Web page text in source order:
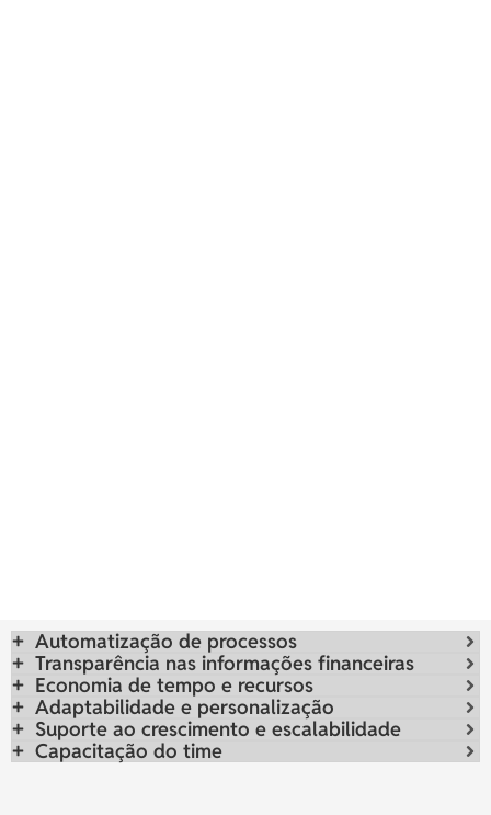
Automatização de processos
Transparência nas informações financeiras
Economia de tempo e recursos
Adaptabilidade e personalização
Suporte ao crescimento e escalabilidade
Capacitação do time